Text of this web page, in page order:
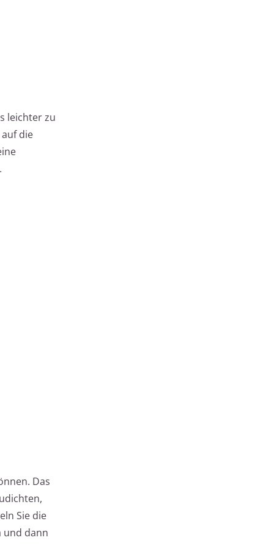
leichter zu
die
Das
Sie die
und dann